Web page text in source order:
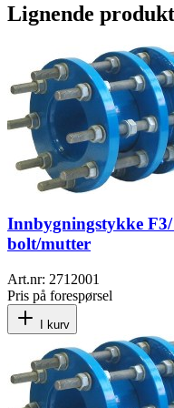
Lignende
Innbygningstykke
bolt/mutter
Art.nr: 2712001
Pris på forespørsel
I kurv